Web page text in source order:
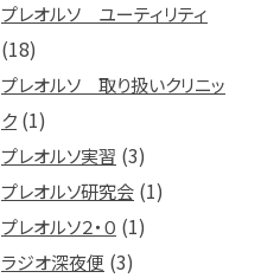
プレオルソ ユーティリティ
(18)
プレオルソ 取り扱いクリニッ
ク (1)
プレオルソ実習 (3)
プレオルソ研究会 (1)
プレオルソ２・０ (1)
ラジオ深夜便 (3)